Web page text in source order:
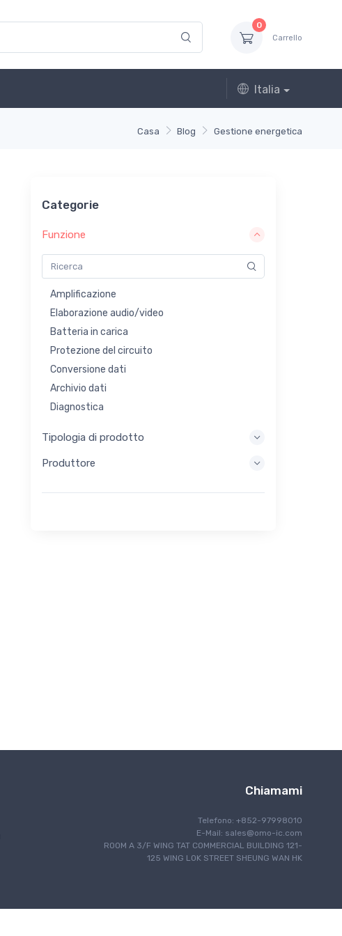
0
Carrello
Italia
Casa Blog Gestione energetica
Categorie
Funzione
Amplificazione
Elaborazione audio/video
Batteria in carica
Protezione del circuito
Conversione dati
Archivio dati
Diagnostica
Elaborazione incorporata
Raccolta di energia
Elaborazione del segnale
Tipologia di prodotto
Produttore
Chiamami
Telefono: +852-97998010
E-Mail: sales@omo-ic.com
ROOM A 3/F WING TAT COMMERCIAL BUILDING 121-
125 WING LOK STREET SHEUNG WAN HK